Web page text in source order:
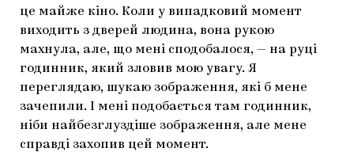
це майже кіно. Коли у випадковий момент
виходить з дверей людина, вона рукою
махнула, але, що мені сподобалося, — на руці
годинник, який зловив мою увагу. Я
переглядаю, шукаю зображення, які б мене
зачепили. І мені подобається там годинник,
ніби найбезглуздіше зображення, але мене
справді захопив цей момент.